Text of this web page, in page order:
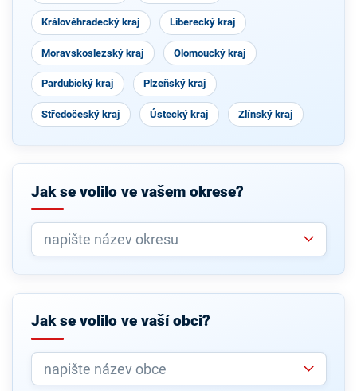
Královéhradecký kraj Liberecký kraj
Moravskoslezský kraj Olomoucký kraj
Pardubický kraj Plzeňský kraj
Středočeský kraj Ústecký kraj Zlínský kraj
Jak se volilo ve vašem okrese?
Jak se volilo ve vaší obci?